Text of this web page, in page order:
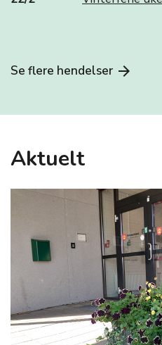
Se flere hendelser arrow_forward
Aktuelt